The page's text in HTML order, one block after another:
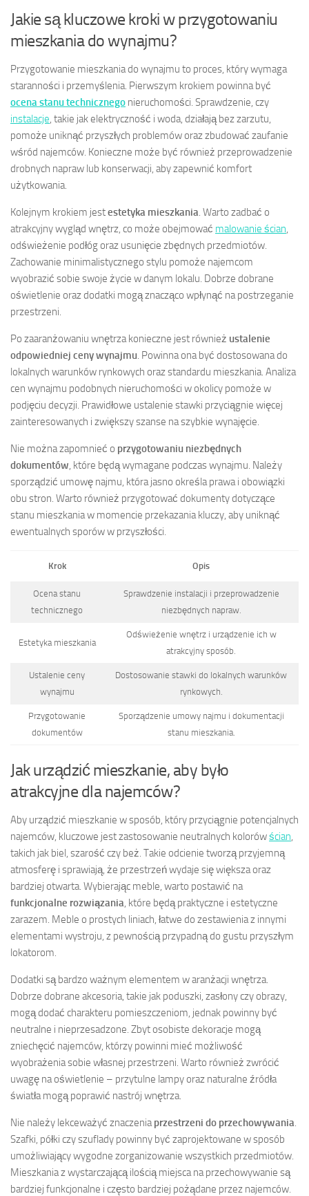
Jakie są kluczowe kroki w przygotowaniu
mieszkania do wynajmu?
Przygotowanie mieszkania do wynajmu to proces, który wymaga
staranności i przemyślenia. Pierwszym krokiem powinna być
ocena stanu technicznego nieruchomości. Sprawdzenie, czy
instalacje, takie jak elektryczność i woda, działają bez zarzutu,
pomoże uniknąć przyszłych problemów oraz zbudować zaufanie
wśród najemców. Konieczne może być również przeprowadzenie
drobnych napraw lub konserwacji, aby zapewnić komfort
użytkowania.
Kolejnym krokiem jestestetyka mieszkania. Warto zadbać o
atrakcyjny wygląd wnętrz, co może obejmować malowanie ścian,
odświeżenie podłóg oraz usunięcie zbędnych przedmiotów.
Zachowanie minimalistycznego stylu pomoże najemcom
wyobrazić sobie swoje życie w danym lokalu. Dobrze dobrane
oświetlenie oraz dodatki mogą znacząco wpłynąć na postrzeganie
przestrzeni.
Po zaaranżowaniu wnętrza konieczne jest również ustalenie
odpowiedniej ceny wynajmu. Powinna ona być dostosowana do
lokalnych warunków rynkowych oraz standardu mieszkania. Analiza
cen wynajmu podobnych nieruchomości w okolicy pomoże w
podjęciu decyzji. Prawidłowe ustalenie stawki przyciągnie więcej
zainteresowanych i zwiększy szanse na szybkie wynajęcie.
Nie można zapomnieć o przygotowaniu niezbędnych
dokumentów, które będą wymagane podczas wynajmu. Należy
sporządzić umowę najmu, która jasno określa prawa i obowiązki
obu stron. Warto również przygotować dokumenty dotyczące
stanu mieszkania w momencie przekazania kluczy, aby uniknąć
ewentualnych sporów w przyszłości.
Krok Opis
Ocena stanu
technicznego
Sprawdzenie instalacji i przeprowadzenie
niezbędnych napraw.
Estetyka mieszkania
Odświeżenie wnętrz i urządzenie ich w
atrakcyjny sposób.
Ustalenie ceny
wynajmu
Dostosowanie stawki do lokalnych warunków
rynkowych.
Przygotowanie
dokumentów
Sporządzenie umowy najmu i dokumentacji
stanu mieszkania.
Jak urządzić mieszkanie, aby było
atrakcyjne dla najemców?
Aby urządzić mieszkanie w sposób, który przyciągnie potencjalnych
najemców, kluczowe jest zastosowanie neutralnych kolorówścian,
takich jak biel, szarość czy beż. Takie odcienie tworzą przyjemną
atmosferę i sprawiają, że przestrzeń wydaje się większa oraz
bardziej otwarta. Wybierając meble, warto postawić na
funkcjonalne rozwiązania, które będą praktyczne i estetyczne
zarazem. Meble o prostych liniach, łatwe do zestawienia z innymi
elementami wystroju, z pewnością przypadną do gustu przyszłym
lokatorom.
Dodatki są bardzo ważnym elementem w aranżacji wnętrza.
Dobrze dobrane akcesoria, takie jak poduszki, zasłony czy obrazy,
mogą dodać charakteru pomieszczeniom, jednak powinny być
neutralne i nieprzesadzone. Zbyt osobiste dekoracje mogą
zniechęcić najemców, którzy powinni mieć możliwość
wyobrażenia sobie własnej przestrzeni. Warto również zwrócić
uwagę na oświetlenie – przytulne lampy oraz naturalne źródła
światła mogą poprawić nastrój wnętrza.
Nie należy lekceważyć znaczeniaprzestrzeni do przechowywania.
Szafki, półki czy szuflady powinny być zaprojektowane w sposób
umożliwiający wygodne zorganizowanie wszystkich przedmiotów.
Mieszkania z wystarczającą ilością miejsca na przechowywanie są
bardziej funkcjonalne i często bardziej pożądane przez najemców.